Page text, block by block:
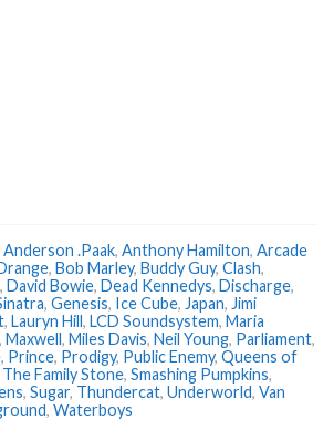
Anderson .Paak, Anthony Hamilton, Arcade
, Bob Marley, Buddy Guy, Clash,
, David Bowie, Dead Kennedys, Discharge,
, Genesis, Ice Cube, Japan, Jimi
, Lauryn Hill , LCD Soundsystem, Maria
, Maxwell , Miles Davis, Neil Young, Parliament,
, Prince, Prodigy, Public Enemy, Queens of
The Family Stone, Smashing Pumpkins,
, Sugar, Thundercat, Underworld, Van
, Waterboys